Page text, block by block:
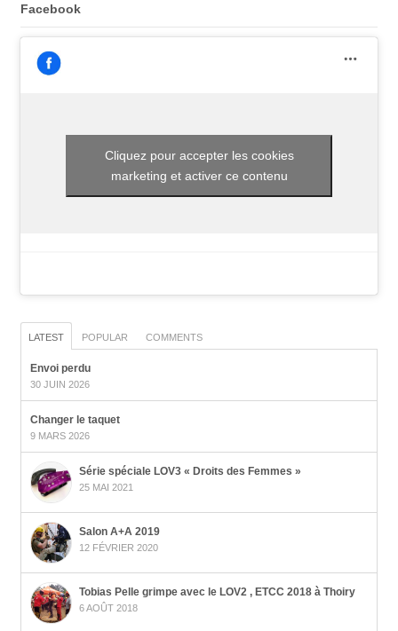
Facebook
Cliquez pour accepter les cookies
marketing et activer ce contenu
LATEST POPULAR COMMENTS
Envoi perdu
30 JUIN 2026
Changer le taquet
9 MARS 2026
Série spéciale LOV3 « Droits des Femmes »
25 MAI 2021
Salon A+A 2019
12 FÉVRIER 2020
Tobias Pelle grimpe avec le LOV2 , ETCC 2018 à Thoiry
6 AOÛT 2018